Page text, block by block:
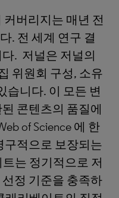
커버리지는 매년 전
. 전 세계 연구 결
. 저널은 저널의
위원회 구성, 소유
습니다. 이 모든 변
콘텐츠의 품질에
of Science 에 한
구적으로 보장되는
는 정기적으로 저
정 기준을 충족하